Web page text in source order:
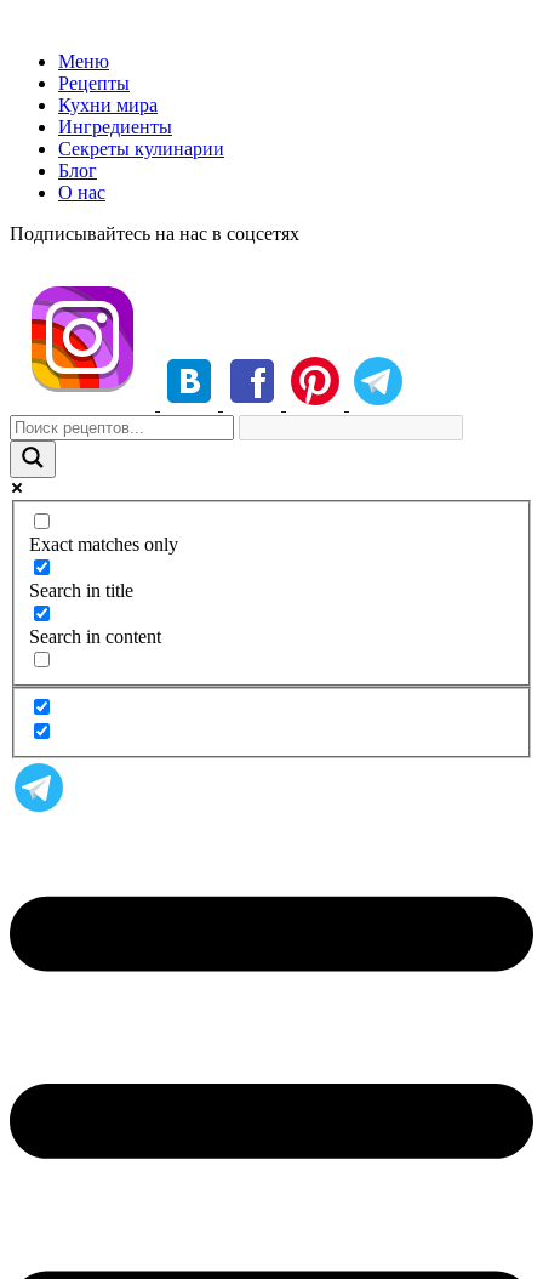
Меню
Рецепты
Кухни мира
Ингредиенты
Секреты кулинарии
Блог
О нас
Подписывайтесь на нас в соцсетях
Exact matches only
Search in title
Search in content